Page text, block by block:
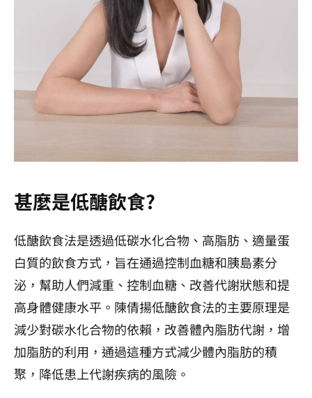
甚麼是低醣飲食?
低醣飲食法是透過低碳水化合物、高脂肪、適量蛋
白質的飲食方式，旨在通過控制血糖和胰島素分
泌，幫助人們減重、控制血糖、改善代謝狀態和提
高身體健康水平。陳倩揚低醣飲食法的主要原理是
減少對碳水化合物的依賴，改善體內脂肪代謝，增
加脂肪的利用，通過這種方式減少體內脂肪的積
聚，降低患上代謝疾病的風險。